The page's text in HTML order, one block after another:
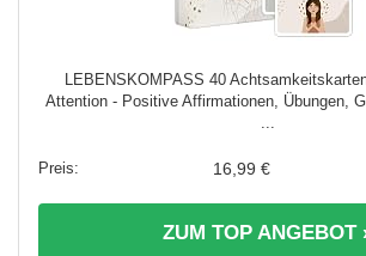
LEBENSKOMPASS 40
Attention - Positive Affirmationen, Übungen,
...
16,99 €
ZUM TOP ANGEBOT